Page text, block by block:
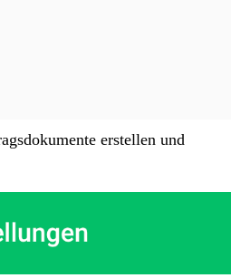
erstellen und